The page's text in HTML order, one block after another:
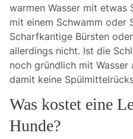
warmen Wasser mit etwas
mit einem Schwamm oder
Scharfkantige Bürsten
allerdings nicht. Ist die
noch gründlich mit Wasser
damit keine
Was kostet eine
Hunde?